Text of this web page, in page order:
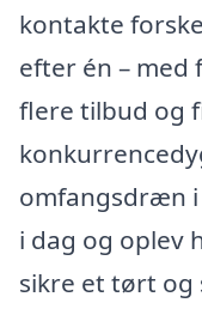
kontakte
efter én – med
flere tilbud og
omfangsdræn i
i dag og oplev
sikre et tørt